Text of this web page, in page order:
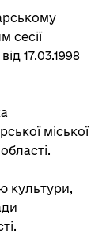
сесії
17.03.1998
міської
культури,